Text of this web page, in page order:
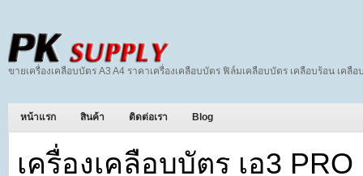
ขายเครื่องเคลือบบัตร A3 A4 ราคาเครื่องเคลือบบัตร ฟิล์มเคลือบบัตร เคลือบร้อน เคลือ
หน้าแรก สินค้า ติดต่อเรา Blog
เครื่องเคลือบบัตร เอ3